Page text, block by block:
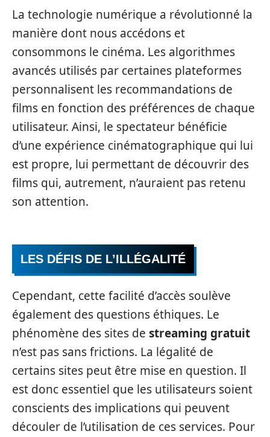
La technologie numérique a révolutionné la
manière dont nous accédons et
consommons le cinéma. Les algorithmes
avancés utilisés par certaines plateformes
personnalisent les recommandations de
films en fonction des préférences de chaque
utilisateur. Ainsi, le spectateur bénéficie
d’une expérience cinématographique qui lui
est propre, lui permettant de découvrir des
films qui, autrement, n’auraient pas retenu
son attention.
LES DÉFIS DE L’ILLÉGALITÉ
Cependant, cette facilité d’accès soulève
également des questions éthiques. Le
phénomène des sites de streaming gratuit
n’est pas sans frictions. La légalité de
certains sites peut être mise en question. Il
est donc essentiel que les utilisateurs soient
conscients des implications qui peuvent
découler de l’utilisation de ces services. Pour